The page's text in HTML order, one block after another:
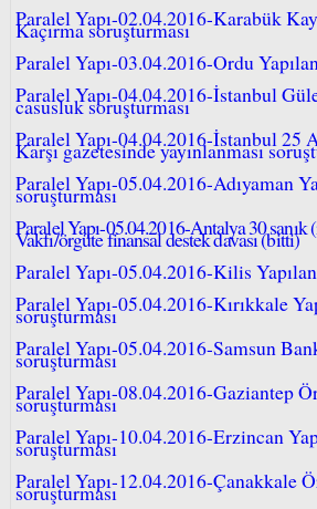
Paralel Yapı-02.04.2016-Karabük
Kaçırma soruşturması
Paralel Yapı-03.04.2016-Ordu
Paralel Yapı-04.04.2016-İstanbul
casusluk soruşturması
Paralel Yapı-04.04.2016-İstanbul 25
Karşı gazetesinde yayınlanması
Paralel Yapı-05.04.2016-Adıyaman
soruşturması
Paralel Yapı-05.04.2016-Antalya 30
Vakfı/örgüte finansal destek davası (bitti)
Paralel Yapı-05.04.2016-Kilis
Paralel Yapı-05.04.2016-Kırıkkale
soruşturması
Paralel Yapı-05.04.2016-Samsun
soruşturması
Paralel Yapı-08.04.2016-Gaziantep
soruşturması
Paralel Yapı-10.04.2016-Erzincan
soruşturması
Paralel Yapı-12.04.2016-Çanakkale
soruşturması